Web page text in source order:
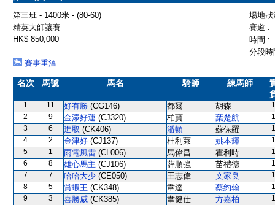
第三班 - 1400米 - (80-60)
場地
精英大師讓賽
賽道 :
HK$ 850,000
時間 :
分段
賽事重溫
名次 馬號 馬名 騎師 練馬師
1 11 好有勝 (CG146) 都爾 胡森
2
9 金添好運 (CJ320) 柏寶 葉楚航
3
6 進取 (CK406) 潘頓 蘇保羅
4
2 金津好 (CJ137) 杜利萊 姚本輝
5
1 雨電風雷 (CL006) 馬偉昌 霍利時
6
8 雄心馬主 (CJ106) 薛順強 苗禮德
7
7 哈哈大少 (CE050) 王志偉 文家良
8
5 賞蝦王 (CK348) 韋達 蔡約翰
9
3 喜勝威 (CK385) 韋健仕 方嘉柏